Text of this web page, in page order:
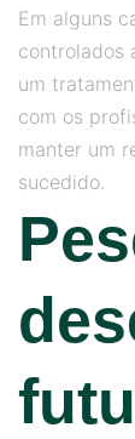
Em alguns
controlados
um
com os
manter um
sucedido.